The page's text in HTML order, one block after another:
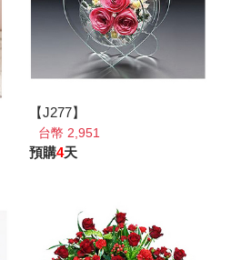
【J277】
台幣 2,951
預購4天